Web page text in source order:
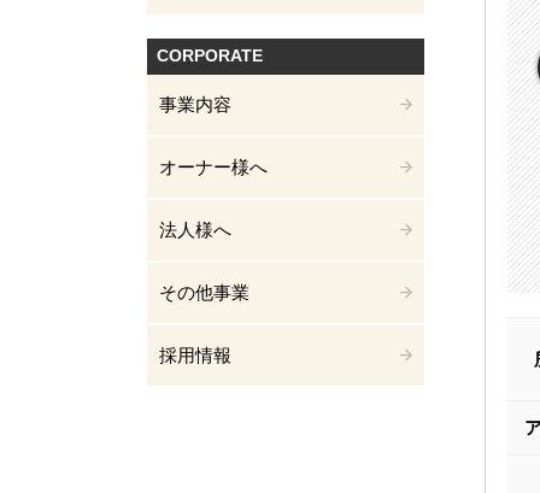
CORPORATE
事業内容
オーナー様へ
法人様へ
その他事業
採用情報